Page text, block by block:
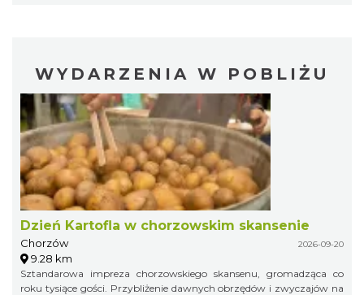
WYDARZENIA W POBLIŻU
Dzień Kartofla w chorzowskim skansenie
Chorzów 2026-09-20
9.28 km
Sztandarowa impreza chorzowskiego skansenu, gromadząca co
roku tysiące gości. Przybliżenie dawnych obrzędów i zwyczajów na